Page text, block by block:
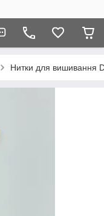
Нитки для вишивання